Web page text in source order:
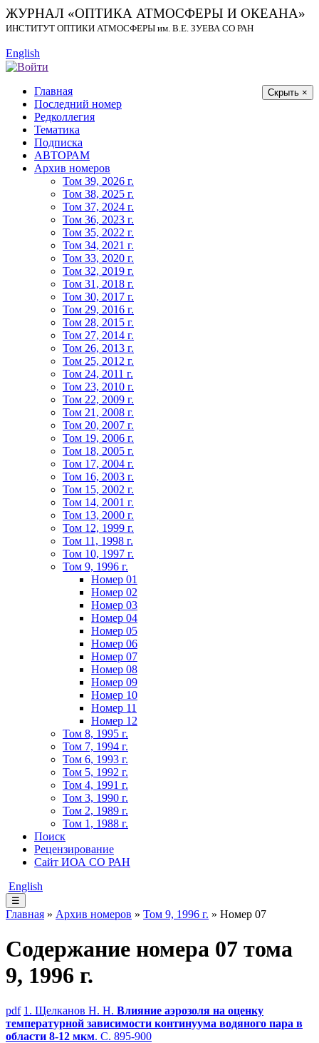
ЖУРНАЛ «ОПТИКА АТМОСФЕРЫ И ОКЕАНА»
ИНСТИТУТ ОПТИКИ АТМОСФЕРЫ им. В.Е. ЗУЕВА СО РАН
English
Скрыть ×
Главная
Последний номер
Редколлегия
Тематика
Подписка
АВТОРАМ
Архив номеров
Том 39, 2026 г.
Том 38, 2025 г.
Том 37, 2024 г.
Том 36, 2023 г.
Том 35, 2022 г.
Том 34, 2021 г.
Том 33, 2020 г.
Том 32, 2019 г.
Том 31, 2018 г.
Том 30, 2017 г.
Том 29, 2016 г.
Том 28, 2015 г.
Том 27, 2014 г.
Том 26, 2013 г.
Том 25, 2012 г.
Том 24, 2011 г.
Том 23, 2010 г.
Том 22, 2009 г.
Том 21, 2008 г.
Том 20, 2007 г.
Том 19, 2006 г.
Том 18, 2005 г.
Том 17, 2004 г.
Том 16, 2003 г.
Том 15, 2002 г.
Том 14, 2001 г.
Том 13, 2000 г.
Том 12, 1999 г.
Том 11, 1998 г.
Том 10, 1997 г.
Том 9, 1996 г.
Номер 01
Номер 02
Номер 03
Номер 04
Номер 05
Номер 06
Номер 07
Номер 08
Номер 09
Номер 10
Номер 11
Номер 12
Том 8, 1995 г.
Том 7, 1994 г.
Том 6, 1993 г.
Том 5, 1992 г.
Том 4, 1991 г.
Том 3, 1990 г.
Том 2, 1989 г.
Том 1, 1988 г.
Поиск
Рецензирование
Сайт ИОА СО РАН
English
☰
Главная » Архив номеров » Том 9, 1996 г. » Номер 07
Содержание номера 07 тома
9, 1996 г.
pdf 1. Щелканов Н. Н. Влияние аэрозоля на оценку
температурной зависимости континуума водяного пара в
области 8-12 мкм. С. 895-900